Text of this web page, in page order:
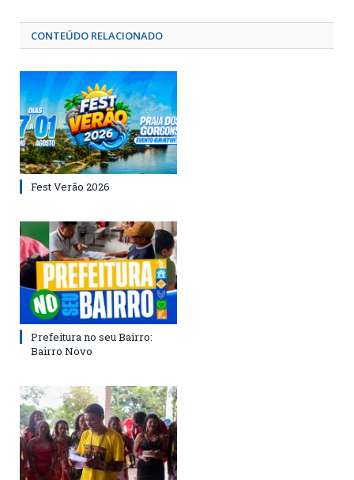
CONTEÚDO RELACIONADO
Fest Verão 2026
Prefeitura no seu Bairro:
Bairro Novo